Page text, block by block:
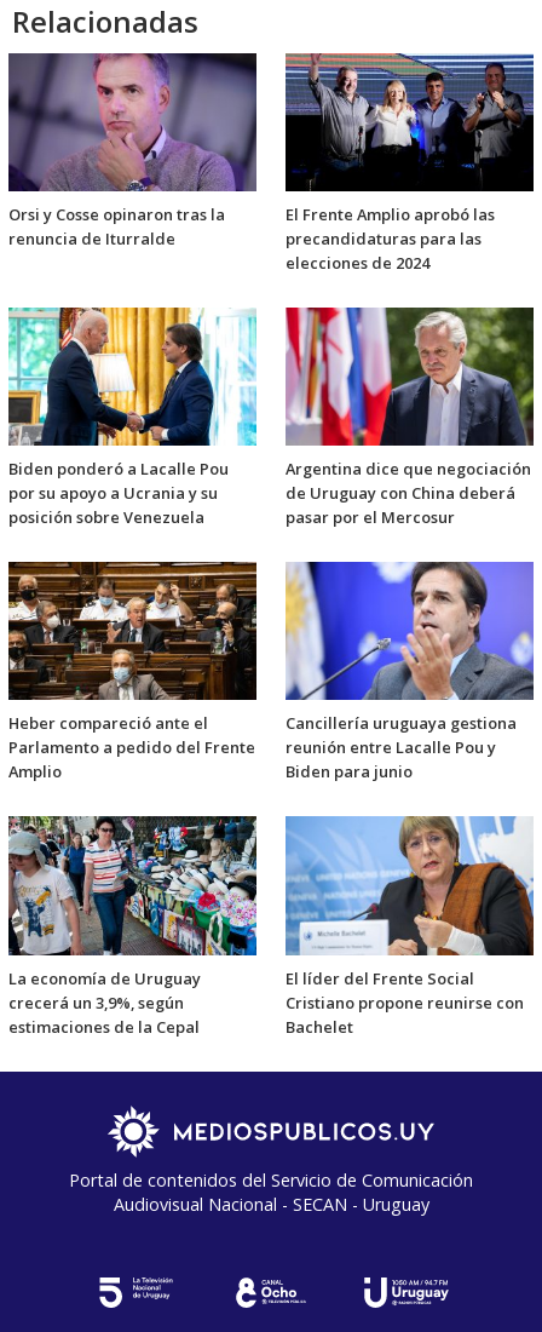
Relacionadas
Orsi y Cosse opinaron tras la
renuncia de Iturralde
El Frente Amplio aprobó las
precandidaturas para las
elecciones de 2024
Biden ponderó a Lacalle Pou
por su apoyo a Ucrania y su
posición sobre Venezuela
Argentina dice que negociación
de Uruguay con China deberá
pasar por el Mercosur
Heber compareció ante el
Parlamento a pedido del Frente
Amplio
Cancillería uruguaya gestiona
reunión entre Lacalle Pou y
Biden para junio
La economía de Uruguay
crecerá un 3,9%, según
estimaciones de la Cepal
El líder del Frente Social
Cristiano propone reunirse con
Bachelet
Portal de contenidos del Servicio de Comunicación
Audiovisual Nacional - SECAN - Uruguay